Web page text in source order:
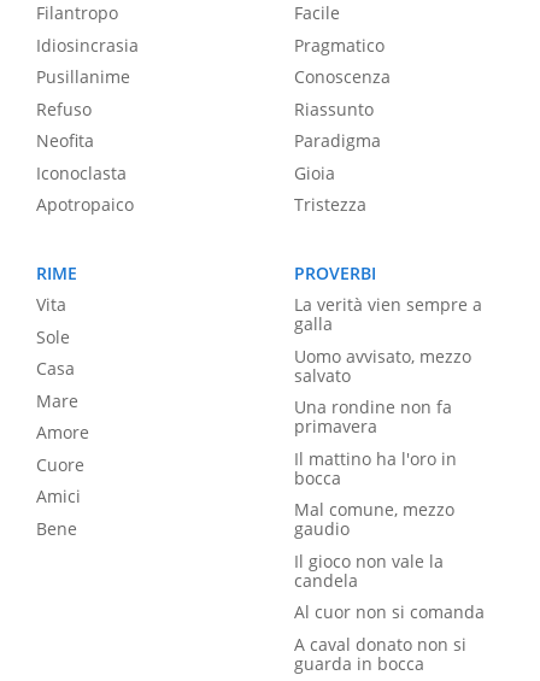
Filantropo
Idiosincrasia
Pusillanime
Refuso
Neofita
Iconoclasta
Apotropaico
Facile
Pragmatico
Conoscenza
Riassunto
Paradigma
Gioia
Tristezza
RIME
Vita
Sole
Casa
Mare
Amore
Cuore
Amici
Bene
PROVERBI
La verità vien sempre a
galla
Uomo avvisato, mezzo
salvato
Una rondine non fa
primavera
Il mattino ha l'oro in
bocca
Mal comune, mezzo
gaudio
Il gioco non vale la
candela
Al cuor non si comanda
A caval donato non si
guarda in bocca